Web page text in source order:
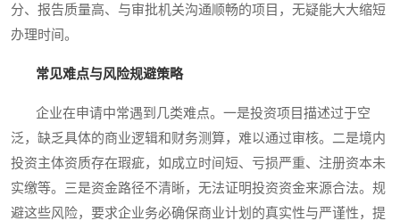
分、报告质量高、与审批机关沟通顺畅的项目，无疑能大大缩短
办理时间。
常见难点与风险规避策略
企业在申请中常遇到几类难点。一是投资项目描述过于空
泛，缺乏具体的商业逻辑和财务测算，难以通过审核。二是境内
投资主体资质存在瑕疵，如成立时间短、亏损严重、注册资本未
实缴等。三是资金路径不清晰，无法证明投资资金来源合法。规
避这些风险，要求企业务必确保商业计划的真实性与严谨性，提